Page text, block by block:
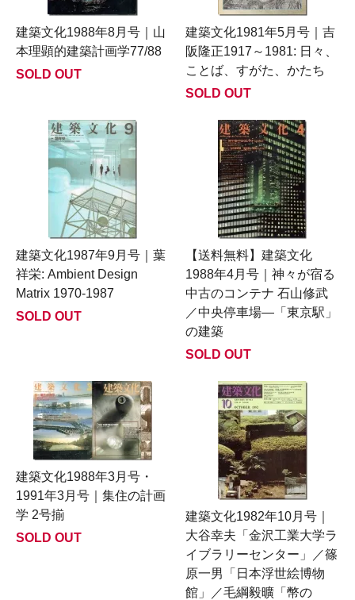
建築文化1988年8月号｜山
本理顕的建築計画学77/88
SOLD OUT
建築文化1981年5月号｜吉
阪隆正1917～1981: 日々、
ことば、すがた、かたち
SOLD OUT
建築文化1987年9月号｜葉
祥栄: Ambient Design
Matrix 1970-1987
SOLD OUT
【送料無料】建築文化
1988年4月号｜神々が宿る
中古のコンテナ 石山修武
／中央停車場―「東京駅」
の建築
SOLD OUT
建築文化1988年3月号・
1991年3月号｜集住の計画
学 2号揃
SOLD OUT
建築文化1982年10月号｜
大谷幸夫「金沢工業大学ラ
イブラリーセンター」／篠
原一男「日本浮世絵博物
館」／毛綱毅曠「幣の